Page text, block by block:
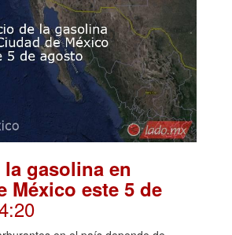
gasolina en
México este 5 de